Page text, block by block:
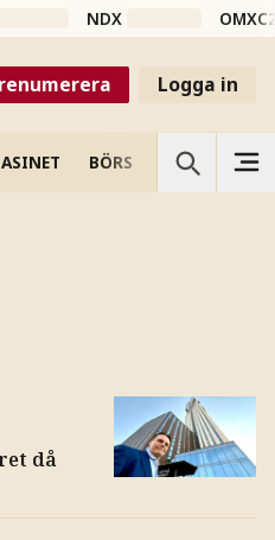
NDX
Logga in
BÖRS VETENSKAP
då